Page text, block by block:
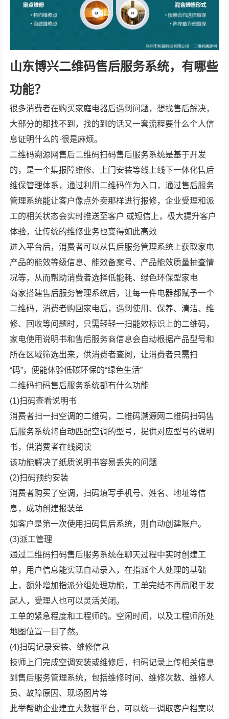
山东博兴二维码售后服务系统，有哪些
功能？
很多消费者在购买家庭电器后遇到问题，想找售后解决，
大部分的都找不到，找的到的话又一套流程要什么个人信
息证明什么的·很是麻烦。
二维码溯源网售后二维码扫码售后服务系统是基于开发
的，是一个集报障维修、上门安装等线上线下一体化售后
维保管理体系，通过利用二维码作为入口，通过售后服务
管理系统能让客户像点外卖那样进行报修，企业受理和派
工的相关状态会实时推送至客户 或短信上，极大提升客户
体验，让传统的维修业务也变得如此高效
进入平台后，消费者可以从售后服务管理系统上获取家电
产品的能效等级信息、能效备案号、产品能效质量抽查情
况等，从而帮助消费者选择低能耗、绿色环保型家电
商家搭建售后服务管理系统后，让每一件电器都赋予一个
二维码，消费者购回家电后，遇到使用、保养、清洁、维
修、回收等问题时，只需轻轻一扫能效标识上的二维码，
家电使用说明书和售后服务商信息会自动根据产品型号和
所在区域筛选出来，供消费者查阅，让消费者只需扫
“码”，便能体验低碳环保的“绿色生活”
二维码扫码售后服务系统都有什么功能
(1)扫码查看说明书
消费者扫一扫空调的二维码，二维码溯源网二维码扫码售
后服务系统将自动匹配空调的型号，提供对应型号的说明
书，供消费者在线阅读
该功能解决了纸质说明书容易丢失的问题
(2)扫码预约安装
消费者购买了空调，扫码填写手机号、姓名、地址等信
息，成功创建报装单
如客户是第一次使用扫码售后系统，则自动创建账户。
(3)派工管理
通过二维码扫码售后服务系统在聊天过程中实时创建工
单，用户信息能实现自动录入，在指派个人处理的基础
上，额外增加指派分组处理功能，工单完结不再局限于发
起人，受理人也可以灵活关闭。
工单的紧急程度和工程师的。空闲时间，以及工程师所处
地图位置一目了然。
(4)扫码记录安装、维修信息
技师上门完成空调安装或维修后，扫码记录上传相关信息
到售后服务管理系统，包括维修时间、维修次数、维修人
员、故障原因、现场图片等
此举帮助企业建立大数据平台，可以统一调取客户档案以